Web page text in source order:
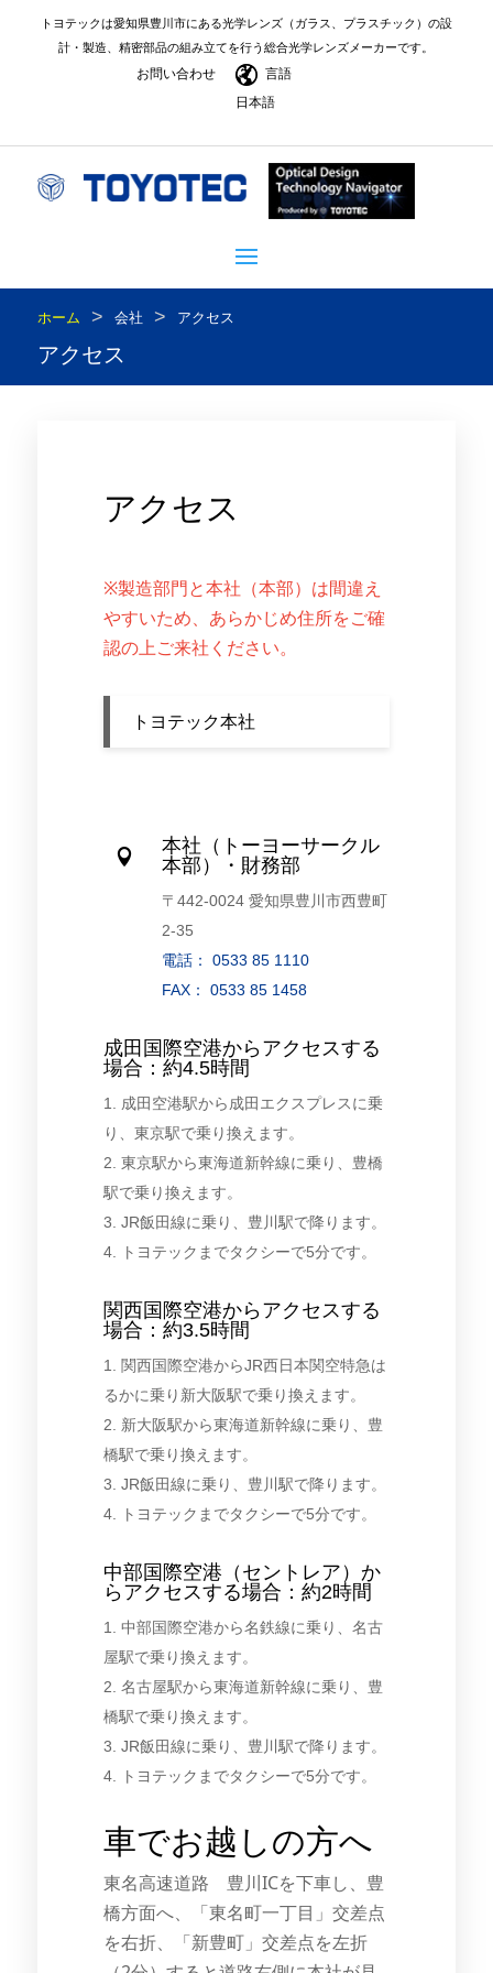
トヨテックは愛知県豊川市にある光学レンズ（ガラス、プラスチック）の設
計・製造、精密部品の組み立てを行う総合光学レンズメーカーです。
お問い合わせ
言語
日本語
ホーム > 会社 > アクセス
アクセス
アクセス
※製造部門と本社（本部）は間違え
やすいため、あらかじめ住所をご確
認の上ご来社ください。
トヨテック本社

本社（トーヨーサークル
本部）・財務部
〒442-0024 愛知県豊川市西豊町
2-35
電話： 0533 85 1110
FAX： 0533 85 1458
成田国際空港からアクセスする
場合：約4.5時間
1. 成田空港駅から成田エクスプレスに乗
り、東京駅で乗り換えます。
2. 東京駅から東海道新幹線に乗り、豊橋
駅で乗り換えます。
3. JR飯田線に乗り、豊川駅で降ります。
4. トヨテックまでタクシーで5分です。
関西国際空港からアクセスする
場合：約3.5時間
1. 関西国際空港からJR西日本関空特急は
るかに乗り新大阪駅で乗り換えます。
2. 新大阪駅から東海道新幹線に乗り、豊
橋駅で乗り換えます。
3. JR飯田線に乗り、豊川駅で降ります。
4. トヨテックまでタクシーで5分です。
中部国際空港（セントレア）か
らアクセスする場合：約2時間
1. 中部国際空港から名鉄線に乗り、名古
屋駅で乗り換えます。
2. 名古屋駅から東海道新幹線に乗り、豊
橋駅で乗り換えます。
3. JR飯田線に乗り、豊川駅で降ります。
4. トヨテックまでタクシーで5分です。
車でお越しの方へ
東名高速道路 豊川ICを下車し、豊
橋方面へ、「東名町一丁目」交差点
を右折、「新豊町」交差点を左折